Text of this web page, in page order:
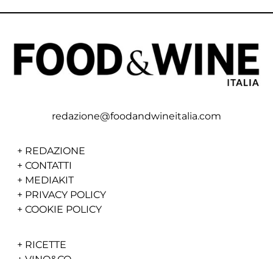
redazione@foodandwineitalia.com
+ REDAZIONE
+ CONTATTI
+ MEDIAKIT
+ PRIVACY POLICY
+ COOKIE POLICY
+ RICETTE